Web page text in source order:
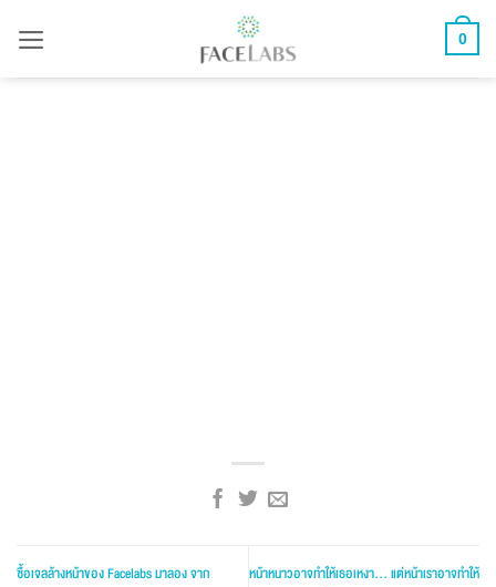
0
ซื้อเจลล้างหน้าของ Facelabs มาลอง จาก
หน้าหนาวอาจทำให้เธอเหงา… แต่หน้าเราอาจทำให้